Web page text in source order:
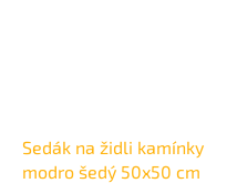
Sedák na židli kamínky
modro šedý 50x50 cm